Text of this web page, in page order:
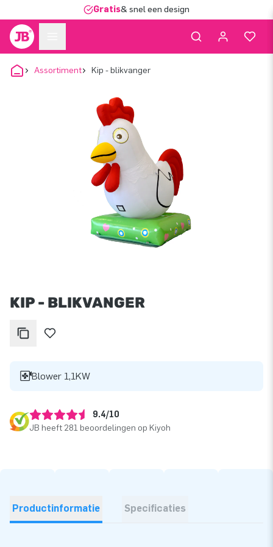
Gratis& snel een design
Assortiment Kip - blikvanger
KIP - BLIKVANGER
Blower 1,1KW
9.4/10
JB heeft 281 beoordelingen op Kiyoh
Productinformatie Specificaties